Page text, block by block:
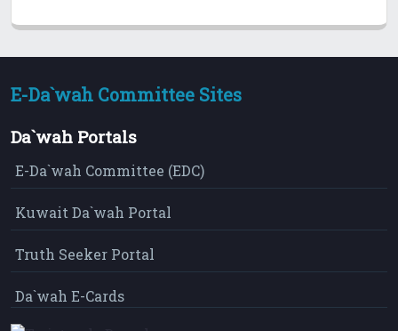
E-Da`wah Committee Sites
Da`wah Portals
E-Da`wah Committee (EDC)
Kuwait Da`wah Portal
Truth Seeker Portal
Da`wah E-Cards